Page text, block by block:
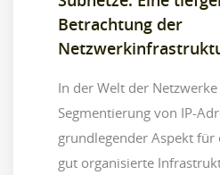
Betrachtung der
In der Welt der
Segmentierung von IP-
grundlegender Aspekt für
gut organisierte